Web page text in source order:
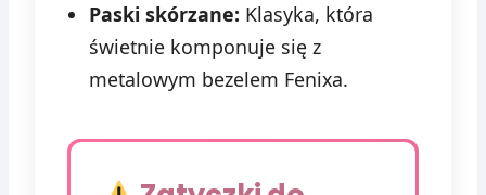
Paski skórzane: Klasyka, która
świetnie komponuje się z
metalowym bezelem Fenixa.